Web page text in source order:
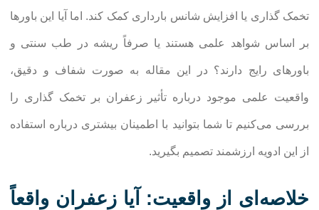
تخمک گذاری یا افزایش شانس بارداری کمک کند. اما آیا این باورها
بر اساس شواهد علمی هستند یا صرفاً ریشه در طب سنتی و
باورهای رایج دارند؟ در این مقاله به صورت شفاف و دقیق،
واقعیت علمی موجود درباره تأثیر زعفران بر تخمک گذاری را
بررسی می‌کنیم تا شما بتوانید با اطمینان بیشتری درباره استفاده
از این ادویه ارزشمند تصمیم بگیرید.
خلاصه‌ای از واقعیت: آیا زعفران واقعاً